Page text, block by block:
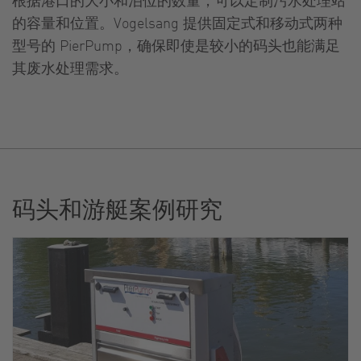
的容量和位置。Vogelsang 提供固定式和移动式两种
型号的 PierPump，确保即使是较小的码头也能满足
其废水处理需求。
码头和游艇案例研究